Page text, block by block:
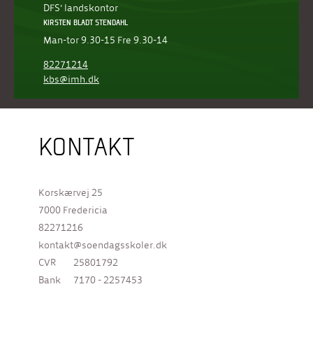
DFS' landskontor
KIRSTEN BLADT STENDAHL
Man-tor 9.30-15 Fre 9.30-14
82271214
kbs@imh.dk
KONTAKT
Korskærvej 25
7000 Fredericia
82271216
kontakt@soendagsskoler.dk
CVR
25801792
Bank
7170 - 2257453